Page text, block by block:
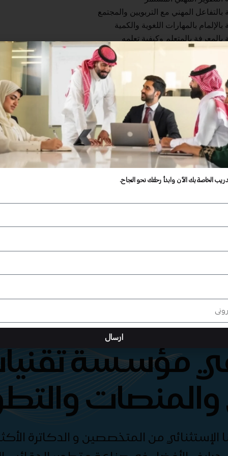
المهني مع التربويين والمجتمع
بالمهارات اللغوية والكمية
بالمتعلم وكيفية تعلمه
المعرفة بمحتوى التخصص وطرق تدريسه
بالمعرفة بطرق التدريس العامة
التخطيط للتدريس وتنفيذه
بيئات تعلم تفاعلية وداعمة للمتعلم
مؤسسة
من المتخصصين و الدكاترة
الخاصة بك الآن وابدأ رحلتك نحو النجاح.
ارسال